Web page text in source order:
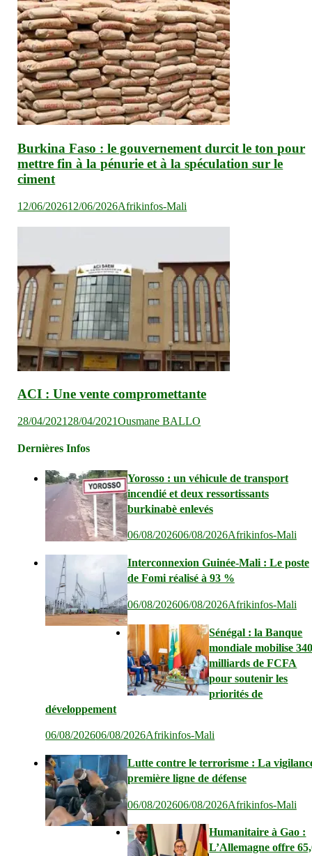
Burkina Faso : le gouvernement durcit le ton pour
mettre fin à la pénurie et à la spéculation sur le
ciment
12/06/202612/06/2026Afrikinfos-Mali
ACI : Une vente compromettante
28/04/2021 28/04/2021Ousmane BALLO
Dernières Infos
Yorosso : un véhicule de transport
incendié et deux ressortissants
burkinabè enlevés
06/08/202606/08/2026Afrikinfos-Mali
Interconnexion Guinée-Mali : Le poste
de Fomi réalisé à 93 %
06/08/202606/08/2026Afrikinfos-Mali
Sénégal : la Banque
mondiale mobilise
milliards de FCFA
pour soutenir les
priorités de
développement
06/08/202606/08/2026Afrikinfos-Mali
Lutte contre le terrorisme : La
première ligne de défense
06/08/202606/08/2026Afrikinfos-Mali
Humanitaire à Gao :
L’Allemagne offre